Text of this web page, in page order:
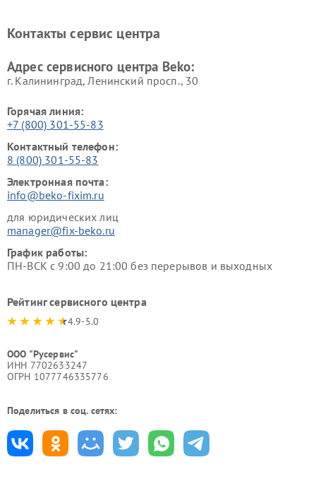
Ремонт холодильников Beko Ремонт морозильных камер
Контакты сервис центра
Адрес сервисного центра Beko:
г. Калининград, Ленинский просп., 30
Горячая линия:
+7 (800) 301-55-83
Контактный телефон:
8 (800) 301-55-83
Электронная почта:
info@beko-fixim.ru
для юридических лиц
manager@fix-beko.ru
График работы:
ПН-ВСК с 9:00 до 21:00 без перерывов и выходных
Рейтинг сервисного центра
4.9-5.0
ООО "Русервис"
ИНН 7702633247
ОГРН 1077746335776
Поделиться в соц. сетях: